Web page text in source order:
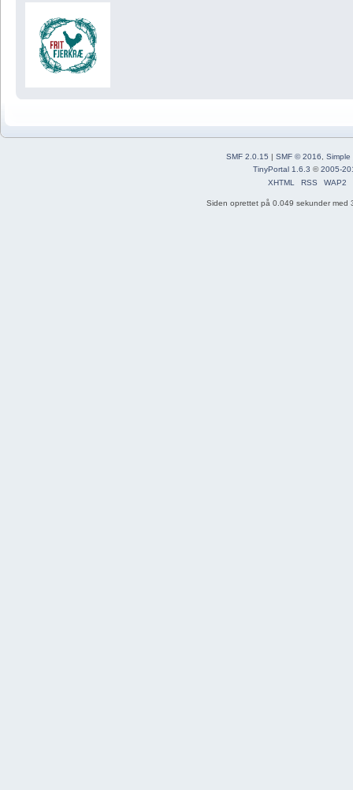
SMF 2.0.15 | SMF © 2016
Simple
TinyPortal 1.6.3 ©2005-
XHTML
RSS WAP2
Siden oprettet på 0.049 sekunder med